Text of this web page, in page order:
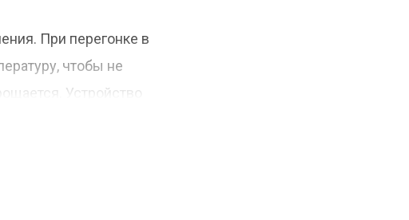
При перегонке в
чтобы не
Устройство
и отбор «тела»